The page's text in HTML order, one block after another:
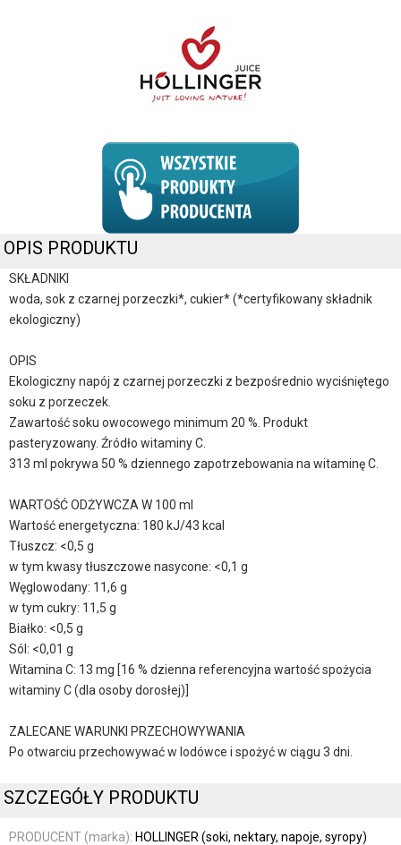
OPIS PRODUKTU
SKŁADNIKI
woda, sok z czarnej porzeczki*, cukier* (*certyfikowany składnik
ekologiczny)
OPIS
Ekologiczny napój z czarnej porzeczki z bezpośrednio wyciśniętego
soku z porzeczek.
Zawartość soku owocowego minimum 20 %. Produkt
pasteryzowany. Źródło witaminy C.
313 ml pokrywa 50 % dziennego zapotrzebowania na witaminę C.
WARTOŚĆ ODŻYWCZA W 100 ml
Wartość energetyczna: 180 kJ/43 kcal
Tłuszcz: <0,5 g
w tym kwasy tłuszczowe nasycone: <0,1 g
Węglowodany: 11,6 g
w tym cukry: 11,5 g
Białko: <0,5 g
Sól: <0,01 g
Witamina C: 13 mg [16 % dzienna referencyjna wartość spożycia
witaminy C (dla osoby dorosłej)]
ZALECANE WARUNKI PRZECHOWYWANIA
Po otwarciu przechowywać w lodówce i spożyć w ciągu 3 dni.
SZCZEGÓŁY PRODUKTU
PRODUCENT (marka): HOLLINGER (soki, nektary, napoje, syropy)